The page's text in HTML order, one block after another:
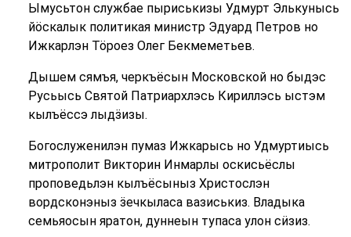
Ымусьтон службае пыриськизы Удмурт Элькунысь
йӧскалык политикая министр Эдуард Петров но
Ижкарлэн Тӧроез Олег Бекмеметьев.
Дышем сямъя, черкъёсын Московской но быдэс
Русьысь Святой Патриархлэсь Кириллэсь ыстэм
кылъёссэ лыдӟизы.
Богослуженилэн пумаз Ижкарысь но Удмуртиысь
митрополит Викторин Инмарлы оскисьёслы
проповедьлэн кылъёсыныз Христослэн
вордсконэныз ӟечкыласа вазиськиз. Владыка
семьяосын яратон, дуннеын тупаса улон сӥзиз.